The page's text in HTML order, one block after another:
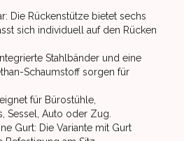
Die Rückenstütze bietet sechs
sich individuell auf den Rücken
Stahlbänder und eine
Schaumstoff sorgen für
für Bürostühle,
Sessel, Auto oder Zug.
Gurt: Die Variante mit Gurt